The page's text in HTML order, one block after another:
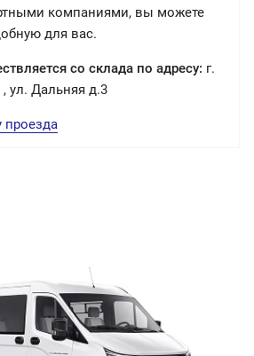
компаниями, вы можете
для вас.
со склада по адресу: г.
ул. Дальняя д.3
проезда